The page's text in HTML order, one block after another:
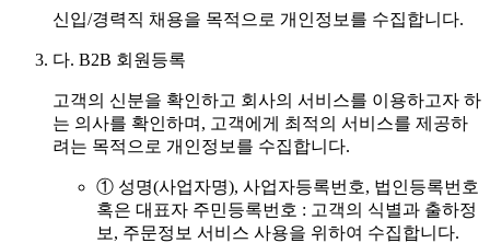
신입/경력직 채용을 목적으로 개인정보를 수집합니다.
다. B2B 회원등록
고객의 신분을 확인하고 회사의 서비스를 이용하고자 하
는 의사를 확인하며, 고객에게 최적의 서비스를 제공하
려는 목적으로 개인정보를 수집합니다.
① 성명(사업자명), 사업자등록번호, 법인등록번호
혹은 대표자 주민등록번호 : 고객의 식별과 출하정
보, 주문정보 서비스 사용을 위하여 수집합니다.